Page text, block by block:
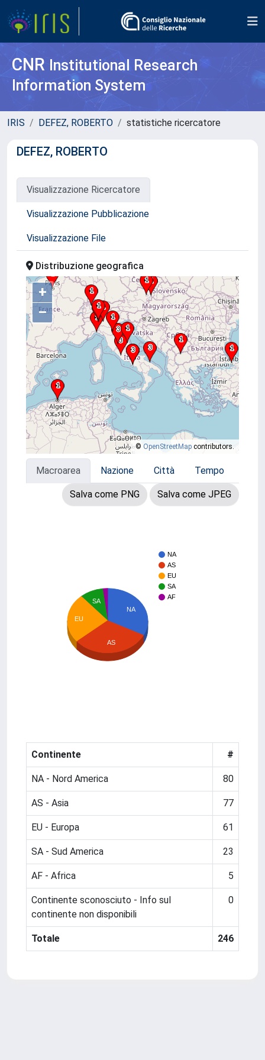
CNR Institutional Research
Information System
IRIS DEFEZ, ROBERTO statistiche ricercatore
DEFEZ, ROBERTO
Visualizzazione Ricercatore
Visualizzazione Pubblicazione
Visualizzazione File
Distribuzione geografica
+
–
© OpenStreetMap contributors.
Macroarea Nazione Città Tempo
Salva come PNG Salva come JPEG
NA
AS
EU
SA
AF
NA
SA
EU
AS
Continente #
NA - Nord America 80
AS - Asia 77
EU - Europa 61
SA - Sud America 23
AF - Africa 5
Continente sconosciuto - Info sul
continente non disponibili
0
Totale 246